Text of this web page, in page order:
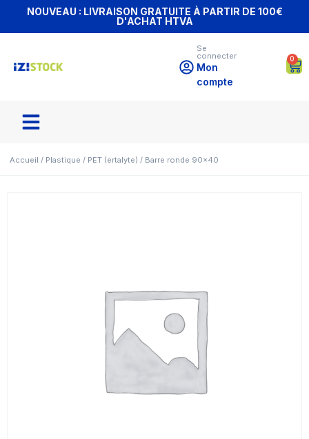
NOUVEAU : LIVRAISON GRATUITE À PARTIR DE 100€
D'ACHAT HTVA
Se
connecter
Mon
compte
0
Accueil / Plastique / PET (ertalyte) / Barre ronde 90×40